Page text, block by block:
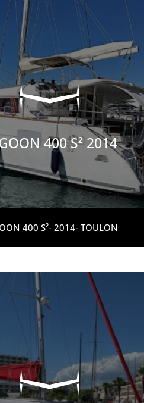
400 S² 2014
400 S²- 2014- TOULON